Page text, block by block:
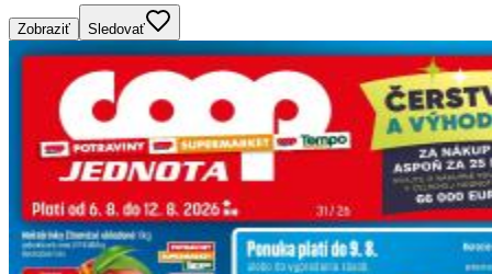
Zobraziť Sledovať